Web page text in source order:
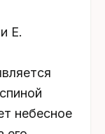
Е.
небесное